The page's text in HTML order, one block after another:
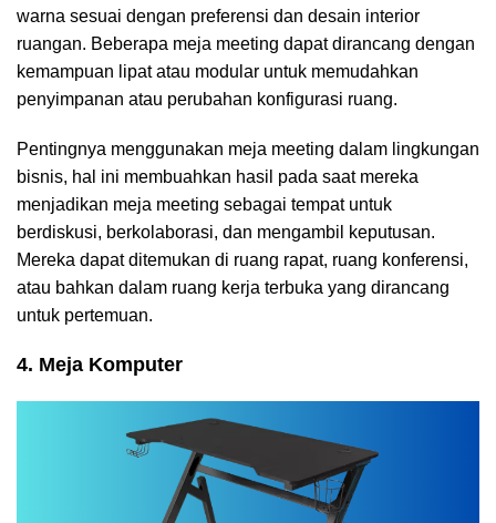
warna sesuai dengan preferensi dan desain interior
ruangan. Beberapa meja meeting dapat dirancang dengan
kemampuan lipat atau modular untuk memudahkan
penyimpanan atau perubahan konfigurasi ruang.
Pentingnya menggunakan meja meeting dalam lingkungan
bisnis, hal ini membuahkan hasil pada saat mereka
menjadikan meja meeting sebagai tempat untuk
berdiskusi, berkolaborasi, dan mengambil keputusan.
Mereka dapat ditemukan di ruang rapat, ruang konferensi,
atau bahkan dalam ruang kerja terbuka yang dirancang
untuk pertemuan.
4. Meja Komputer